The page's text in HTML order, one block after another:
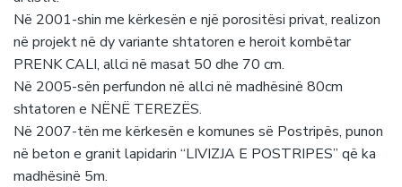
Në 2001-shin me kërkesën e një porositësi privat, realizon
në projekt në dy variante shtatoren e heroit kombëtar
PRENK CALI, allci në masat 50 dhe 70 cm.
Në 2005-sën perfundon në allci në madhësinë 80cm
shtatoren e NËNË TEREZËS.
Në 2007-tën me kërkesën e komunes së Postripës, punon
në beton e granit lapidarin “LIVIZJA E POSTRIPES” që ka
madhësinë 5m.